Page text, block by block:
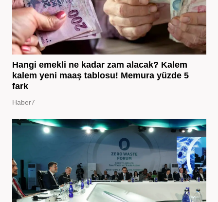
Hangi emekli ne kadar zam alacak? Kalem
kalem yeni maaş tablosu! Memura yüzde 5
fark
Haber7